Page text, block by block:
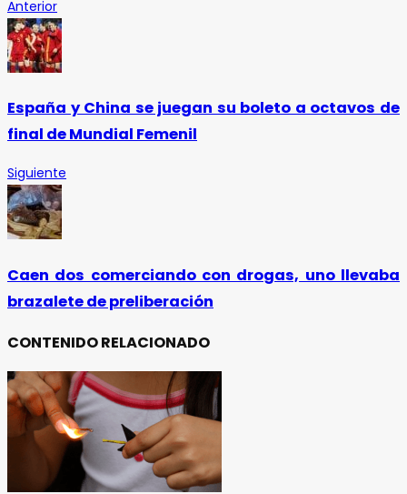
Anterior
España y China se juegan su boleto a octavos de
final de Mundial Femenil
Siguiente
Caen dos comerciando con drogas, uno llevaba
brazalete de preliberación
CONTENIDO RELACIONADO